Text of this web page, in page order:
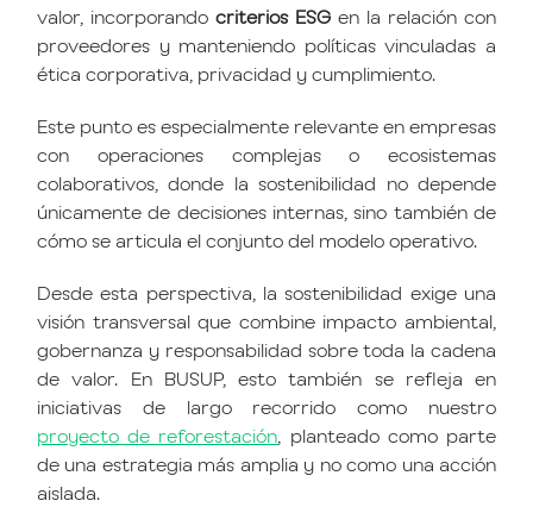
valor, incorporando criterios ESG en la relación con
proveedores y manteniendo políticas vinculadas a
ética corporativa, privacidad y cumplimiento.
Este punto es especialmente relevante en empresas
con operaciones complejas o ecosistemas
colaborativos, donde la sostenibilidad no depende
únicamente de decisiones internas, sino también de
cómo se articula el conjunto del modelo operativo.
Desde esta perspectiva, la sostenibilidad exige una
visión transversal que combine impacto ambiental,
gobernanza y responsabilidad sobre toda la cadena
de valor. En BUSUP, esto también se refleja en
iniciativas de largo recorrido como nuestro
proyecto de reforestación, planteado como parte
de una estrategia más amplia y no como una acción
aislada.